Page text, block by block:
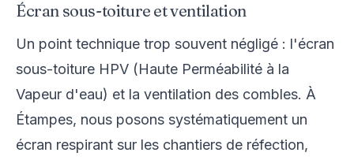
Écran sous-toiture et ventilation
Un point technique trop souvent négligé : l'écran
sous-toiture HPV (Haute Perméabilité à la
Vapeur d'eau) et la ventilation des combles. À
Étampes, nous posons systématiquement un
écran respirant sur les chantiers de réfection,